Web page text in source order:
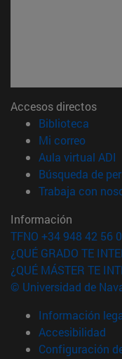
Accesos directos
Biblioteca
Mi correo(abre
Aula virtual ADI
Búsqueda de
Trabaja con
Información
TFNO +34 948 42 56
¿QUÉ GRADO TE
¿QUÉ MÁSTER TE
© Universidad de
Información
Accesibilidad
Configuración